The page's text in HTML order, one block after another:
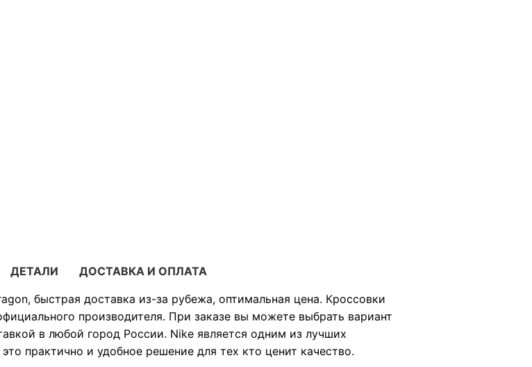
ДЕТАЛИ
ДОСТАВКА И ОПЛАТА
быстрая доставка из-за рубежа, оптимальная цена. Кроссовки
производителя. При заказе вы можете выбрать вариант
в любой город России. Nike является одним из лучших
практично и удобное решение для тех кто ценит качество.